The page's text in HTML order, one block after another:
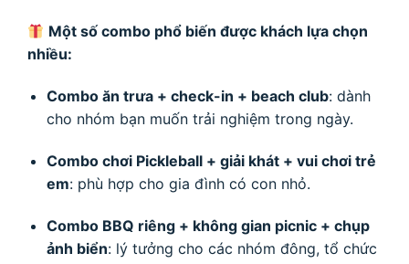
Một số combo phổ biến được khách lựa chọn
nhiều:
Combo ăn trưa + check-in + beach club: dành
cho nhóm bạn muốn trải nghiệm trong ngày.
Combo chơi Pickleball + giải khát + vui chơi trẻ
em: phù hợp cho gia đình có con nhỏ.
Combo BBQ riêng + không gian picnic + chụp
ảnh biển: lý tưởng cho các nhóm đông, tổ chức